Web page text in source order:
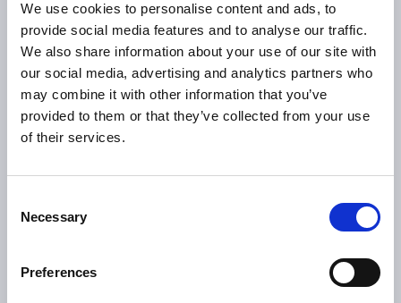
We use cookies to personalise content and ads, to
provide social media features and to analyse our traffic.
We also share information about your use of our site with
our social media, advertising and analytics partners who
may combine it with other information that you’ve
provided to them or that they’ve collected from your use
of their services.
Selection
Necessary
Preferences
Veröffentlicht im Jahr 2018,Giovani, Università e
Azienda: il nuovo perimetro formativo- L’esperienza
della Project & People Management School (junge
Menschen, Universitäten und Unternehmen; der neue
Schulungsumfang – Die Erfahrung der Schule für Projekt-
und Mitarbeiter-Management) präsentiert das
Ausbildungsmodell der P&PM School Comau, ein Ausdruck